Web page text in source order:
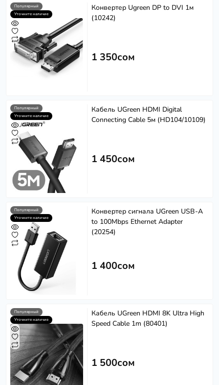
Популярный
Уточните наличие
Конвертер Ugreen DP to DVI 1м
(10242)
1 350сом
Популярный
Уточните наличие
Кабель UGreen HDMI Digital
Connecting Cable 5м (HD104/10109)
1 450сом
Популярный
Уточните наличие
Конвертер сигнала UGreen USB-A
to 100Mbps Ethernet Adapter
(20254)
1 400сом
Популярный
Уточните наличие
Кабель UGreen HDMI 8K Ultra High
Speed Cable 1m (80401)
1 500сом